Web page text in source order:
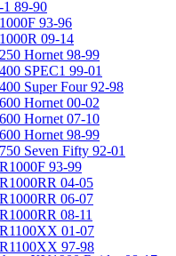
89-90
93-96
09-14
Hornet 98-99
SPEC1 99-01
Super Four 92-98
Hornet 00-02
Hornet 07-10
Hornet 98-99
Seven Fifty 92-01
93-99
04-05
06-07
08-11
01-07
97-98